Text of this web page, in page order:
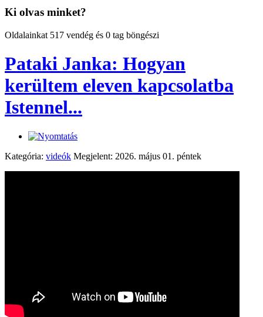
Ki olvas minket?
Oldalainkat 517 vendég és 0 tag böngészi
Pataki Janka: Hogyan
kerültem eleven kapcsolatba
Istennel...
Kategória: videók Megjelent: 2026. május 01. péntek